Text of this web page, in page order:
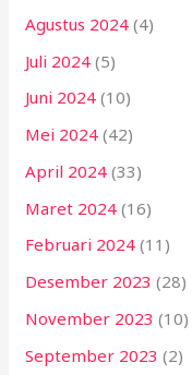
Agustus 2024 (4)
Juli 2024 (5)
Juni 2024 (10)
Mei 2024 (42)
April 2024 (33)
Maret 2024 (16)
Februari 2024 (11)
Desember 2023 (28)
November 2023 (10)
September 2023 (2)